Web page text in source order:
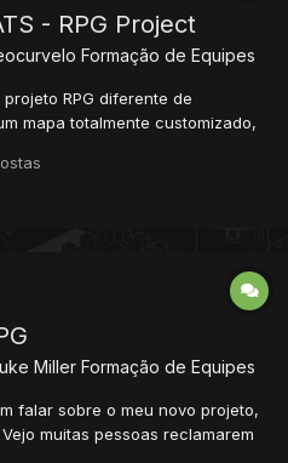
- RPG Project
Formação de Equipes
RPG diferente de
mapa totalmente customizado,
mais. Estamos usando o
versão para customizações
Miller Formação de Equipes
falar sobre o meu novo projeto,
muitas pessoas reclamarem